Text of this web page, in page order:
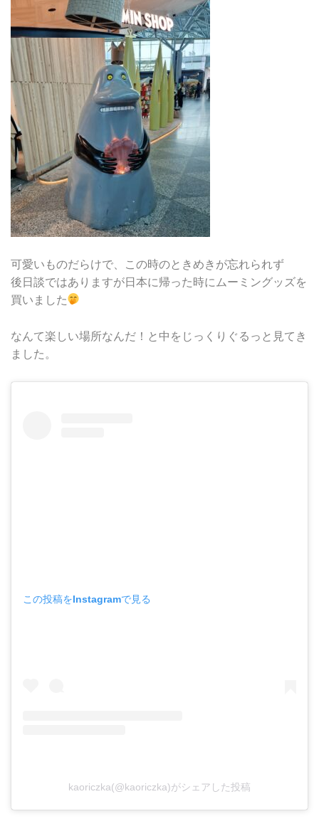
可愛いものだらけで、この時のときめきが忘れられず
後日談ではありますが日本に帰った時にムーミングッズを
買いました
なんて楽しい場所なんだ！と中をじっくりぐるっと見てき
ました。
この投稿をInstagramで見る
kaoriczka(@kaoriczka)がシェアした投稿